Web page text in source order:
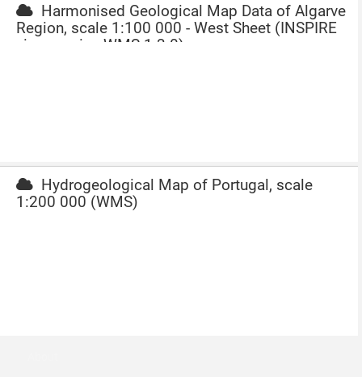
Harmonised Geological Map Data of Algarve
Region, scale 1:100 000 - West Sheet (INSPIRE
view service WMS 1.3.0)
Hydrogeological Map of Portugal, scale
1:200 000 (WMS)